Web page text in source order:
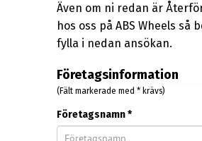
Även om ni redan är
hos oss på ABS Wheels så
fylla i nedan ansökan.
Företagsinformation
(Fält markerade med * krävs)
Företagsnamn *